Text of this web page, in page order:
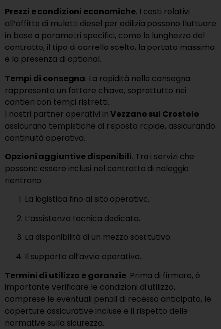
Prezzi e condizioni economiche. I costi relativi
all’affitto di muletti diesel per edilizia possono fluttuare
in base a parametri specifici, come la lunghezza del
contratto, il tipo di carrello scelto, la portata massima
e la presenza di optional.
Tempi di consegna. La rapidità nella consegna
rappresenta un fattore chiave, soprattutto nei
cantieri con tempi ristretti.
I nostri partner operativi in Vezzano sul Crostolo
assicurano tempistiche di risposta rapide, assicurando
continuità operativa.
Opzioni aggiuntive disponibili. Tra i servizi che
possono essere inclusi nel contratto di noleggio
rientrano:
La logistica fino al sito operativo.
L’assistenza tecnica dedicata.
La disponibilità di un mezzo sostitutivo.
Il supporto all’avvio operativo.
Termini di utilizzo e garanzie. Prima di firmare, è
importante verificare le condizioni di utilizzo,
comprese le eventuali penali di recesso anticipato, le
coperture assicurative incluse e il rispetto delle
normative sulla sicurezza.